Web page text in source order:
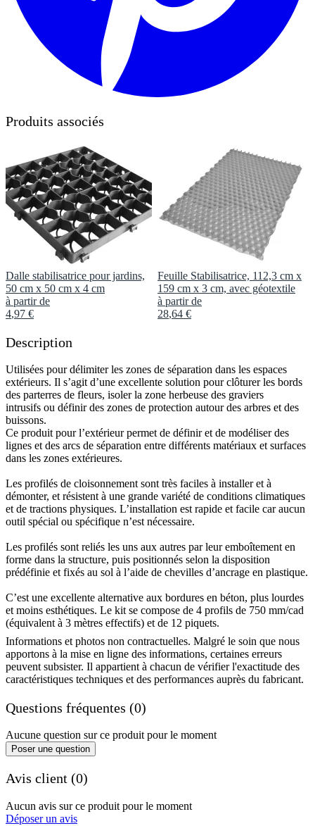
Produits associés
Dalle stabilisatrice pour jardins,
50 cm x 50 cm x 4 cm
à partir de
4,97 €
Feuille Stabilisatrice, 112,3 cm x
159 cm x 3 cm, avec géotextile
à partir de
28,64 €
Description
Utilisées pour délimiter les zones de séparation dans les espaces
extérieurs. Il s’agit d’une excellente solution pour clôturer les bords
des parterres de fleurs, isoler la zone herbeuse des graviers
intrusifs ou définir des zones de protection autour des arbres et des
buissons.
Ce produit pour l’extérieur permet de définir et de modéliser des
lignes et des arcs de séparation entre différents matériaux et surfaces
dans les zones extérieures.
Les profilés de cloisonnement sont très faciles à installer et à
démonter, et résistent à une grande variété de conditions climatiques
et de tractions physiques. L’installation est rapide et facile car aucun
outil spécial ou spécifique n’est nécessaire.
Les profilés sont reliés les uns aux autres par leur emboîtement en
forme dans la structure, puis positionnés selon la disposition
prédéfinie et fixés au sol à l’aide de chevilles d’ancrage en plastique.
C’est une excellente alternative aux bordures en béton, plus lourdes
et moins esthétiques. Le kit se compose de 4 profils de 750 mm/cad
(équivalent à 3 mètres effectifs) et de 12 piquets.
Informations et photos non contractuelles. Malgré le soin que nous
apportons à la mise en ligne des informations, certaines erreurs
peuvent subsister. Il appartient à chacun de vérifier l'exactitude des
caractéristiques techniques et des performances auprès du fabricant.
Questions fréquentes (0)
Aucune question sur ce produit pour le moment
Poser une question
Avis client (0)
Aucun avis sur ce produit pour le moment
Déposer un avis